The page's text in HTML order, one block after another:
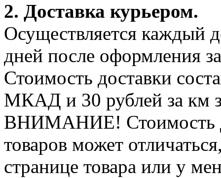
2. Доставка курьером.
Осуществляется каждый
дней после оформления
Стоимость доставки
МКАД и 30 рублей за км
ВНИМАНИЕ! Стоимость
товаров может
странице товара или у